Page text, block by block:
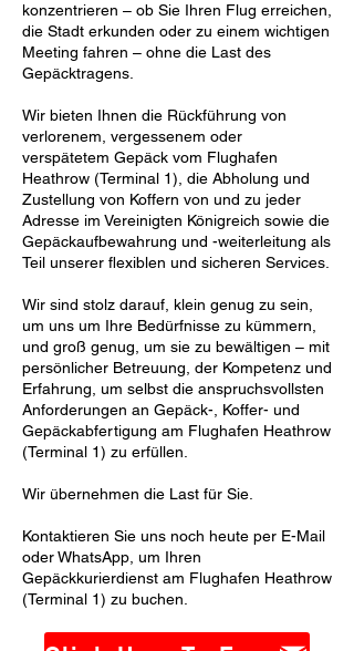
konzentrieren – ob Sie Ihren Flug erreichen,
die Stadt erkunden oder zu einem wichtigen
Meeting fahren – ohne die Last des
Gepäcktragens.
Wir bieten Ihnen die Rückführung von
verlorenem, vergessenem oder
verspätetem Gepäck vom Flughafen
Heathrow (Terminal 1), die Abholung und
Zustellung von Koffern von und zu jeder
Adresse im Vereinigten Königreich sowie die
Gepäckaufbewahrung und -weiterleitung als
Teil unserer flexiblen und sicheren Services.
Wir sind stolz darauf, klein genug zu sein,
um uns um Ihre Bedürfnisse zu kümmern,
und groß genug, um sie zu bewältigen – mit
persönlicher Betreuung, der Kompetenz und
Erfahrung, um selbst die anspruchsvollsten
Anforderungen an Gepäck-, Koffer- und
Gepäckabfertigung am Flughafen Heathrow
(Terminal 1) zu erfüllen.
Wir übernehmen die Last für Sie.
Kontaktieren Sie uns noch heute per E-Mail
oder WhatsApp, um Ihren
Gepäckkurierdienst am Flughafen Heathrow
(Terminal 1) zu buchen.